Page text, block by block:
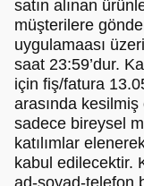
satın alınan
müşterilere
uygulamaası
saat 23:59’dur.
için fiş/fatura
arasında
sadece bireysel
katılımlar
kabul edilecektir.